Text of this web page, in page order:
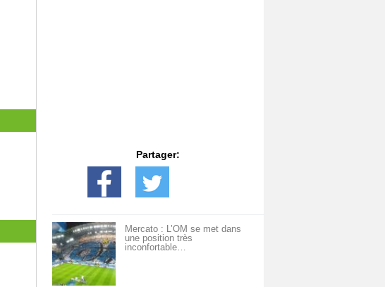
Partager:
Mercato : L’OM se met dans
une position très
inconfortable…